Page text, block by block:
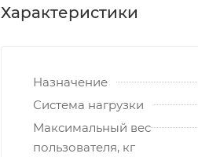
Характеристики
Назначение
Система нагрузки
Максимальный вес
пользователя, кг